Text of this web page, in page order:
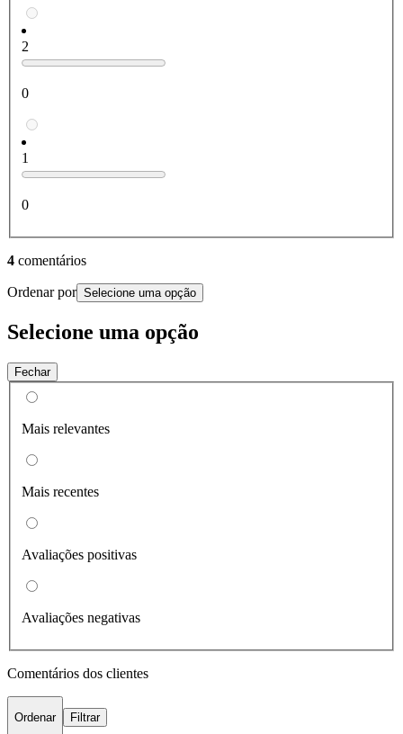
2
0
1
0
4 comentários
Ordenar por Selecione uma opção
Selecione uma opção
Fechar
Mais relevantes
Mais recentes
Avaliações positivas
Avaliações negativas
Comentários dos clientes
Ordenar Filtrar